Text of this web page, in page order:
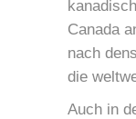
Canada
nach
die
Auch in